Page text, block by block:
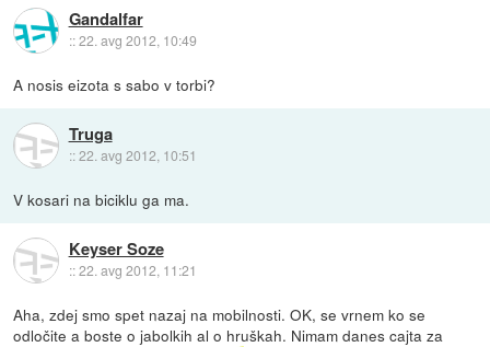
Gandalfar
::22. avg 2012, 10:49
A nosis eizota s sabo v torbi?
Truga
::22. avg 2012, 10:51
V kosari na biciklu ga ma.
Keyser Soze
::22. avg 2012, 11:21
Aha, zdej smo spet nazaj na mobilnosti. OK, se vrnem ko se
odločite a boste o jabolkih al o hruškah. Nimam danes cajta za